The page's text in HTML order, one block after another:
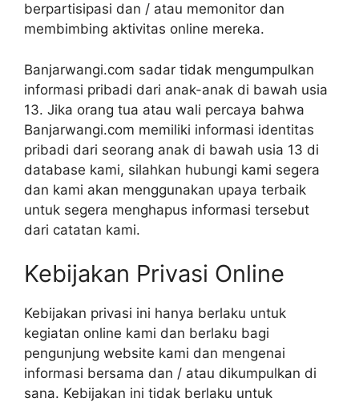
berpartisipasi dan / atau memonitor dan
membimbing aktivitas online mereka.
Banjarwangi.com sadar tidak mengumpulkan
informasi pribadi dari anak-anak di bawah usia
13. Jika orang tua atau wali percaya bahwa
Banjarwangi.com memiliki informasi identitas
pribadi dari seorang anak di bawah usia 13 di
database kami, silahkan hubungi kami segera
dan kami akan menggunakan upaya terbaik
untuk segera menghapus informasi tersebut
dari catatan kami.
Kebijakan Privasi Online
Kebijakan privasi ini hanya berlaku untuk
kegiatan online kami dan berlaku bagi
pengunjung website kami dan mengenai
informasi bersama dan / atau dikumpulkan di
sana. Kebijakan ini tidak berlaku untuk